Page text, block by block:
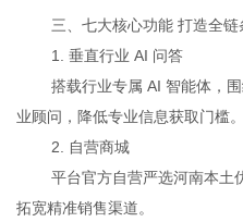
三、七大核心功能 打造全
1. 垂直行业 AI 问答
搭载行业专属 AI 智能体，
业顾问，降低专业信息获取门槛。
2. 自营商城
平台官方自营严选河南本土
拓宽精准销售渠道。